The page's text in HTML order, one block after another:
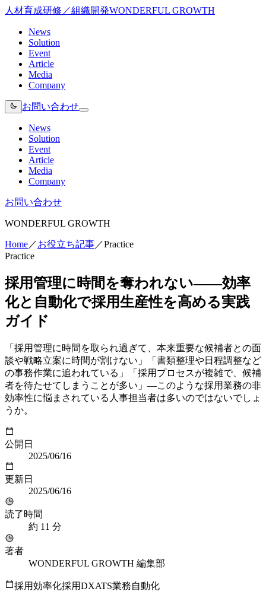
人材育成研修／組織開発WONDERFUL GROWTH
News
Solution
Event
Article
Media
Company
お問い合わせ
News
Solution
Event
Article
Media
Company
お問い合わせ
WONDERFUL GROWTH
Home／お役立ち記事／Practice
Practice
採用管理に時間を奪われない——効率
化と自動化で採用生産性を高める実践
ガイド
「採用管理に時間を取られ過ぎて、本来重要な候補者との面
談や戦略立案に時間が割けない」「書類整理や日程調整など
の事務作業に追われている」「採用プロセスが複雑で、候補
者を待たせてしまうことが多い」—このような採用業務の非
効率性に悩まされている人事担当者は多いのではないでしょ
うか。
公開日
2025/06/16
更新日
2025/06/16
読了時間
約 11 分
著者
WONDERFUL GROWTH 編集部
採用効率化採用DXATS業務自動化